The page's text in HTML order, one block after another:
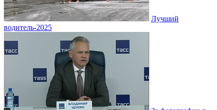
Лучший
водитель-2025